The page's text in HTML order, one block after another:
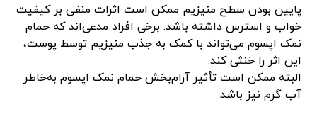
پایین‌ بودن سطح منیزیم ممکن است اثرات منفی بر کیفیت
خواب و استرس داشته باشد. برخی افراد مدعی‌اند که حمام
نمک اپسوم می‌تواند با کمک به جذب منیزیم توسط پوست،
این اثر را خنثی کند.
البته ممکن است تأثیر آرام‌بخش حمام نمک اپسوم به‌خاطر
آب گرم نیز باشد.